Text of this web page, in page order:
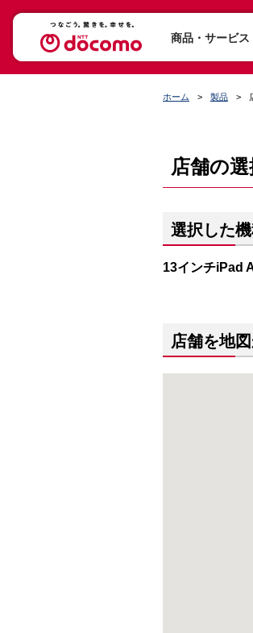
商品・サービス
ホーム 製品
店舗の選
選択した
13インチiPad
店舗を地